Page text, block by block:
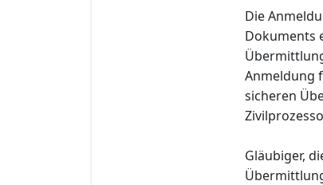
Die
Dokuments
Anmeldung
sicheren
Gläubiger,